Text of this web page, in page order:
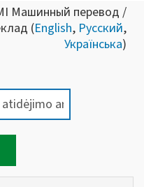
Машинный перевод /
(English, Русский,
Українська)